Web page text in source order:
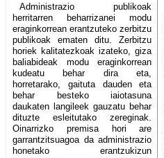
Administrazio publikoak
herritarren beharrizanei modu
eraginkorrean erantzuteko zerbitzu
publikoak ematen ditu. Zerbitzu
horiek kalitatezkoak izateko, giza
baliabideak modu eraginkorrean
kudeatu behar dira eta,
horretarako, gaituta dauden eta
behar besteko iaiotasuna
daukaten langileek gauzatu behar
dituzte esleitutako zereginak.
Oinarrizko premisa hori are
garrantzitsuagoa da administrazio
honetako erantzukizun